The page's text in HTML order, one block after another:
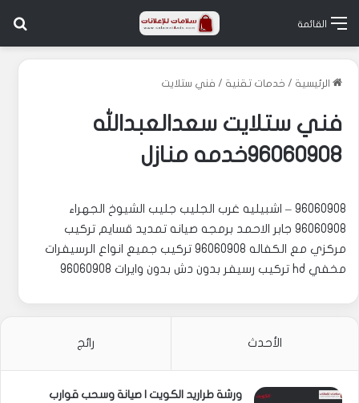
القائمة
الرئيسية / خدمات تقنية / فني ستلايت
فني ستلايت سعدالعبدالله
96060908خدمه منازل
96060908 – اشبيليه غرب الجليب جليب الشيوخ الجهراء
96060908 جابر الاحمد برمجه صيانه تمديد قسايم تركيب
مركزي مع الكفاله 96060908 تركيب جميع انواع الرسيفرات
مخفي hd تركيب رسيفر بدون دش بدون وايرات 96060908
الأحدث رائج
ورشة طراريد الكويت | صيانة وسحب قوارب